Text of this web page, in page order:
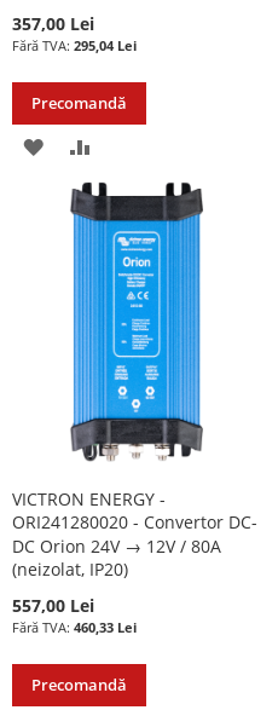
357,00 Lei
295,04 Lei
Precomandă
ADAUGATI
LISTA
PENTRU
COMPARARE
VICTRON ENERGY -
ORI241280020 - Convertor DC-
DC Orion 24V → 12V / 80A
(neizolat, IP20)
557,00 Lei
460,33 Lei
Precomandă